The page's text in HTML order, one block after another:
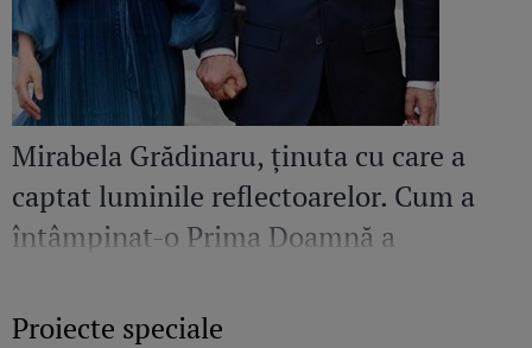
Mirabela Grădinaru, ținuta cu care a
captat luminile reflectoarelor. Cum a
întâmpinat-o Prima Doamnă a
Proiecte speciale